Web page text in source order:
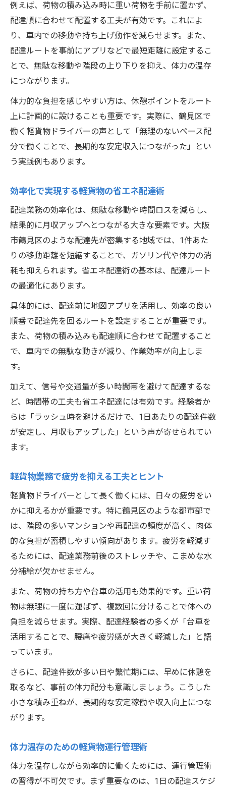
例えば、荷物の積み込み時に重い荷物を手前に置かず、
配達順に合わせて配置する工夫が有効です。これによ
り、車内での移動や持ち上げ動作を減らせます。また、
配達ルートを事前にアプリなどで最短距離に設定するこ
とで、無駄な移動や階段の上り下りを抑え、体力の温存
につながります。
体力的な負担を感じやすい方は、休憩ポイントをルート
上に計画的に設けることも重要です。実際に、鶴見区で
働く軽貨物ドライバーの声として「無理のないペース配
分で働くことで、長期的な安定収入につながった」とい
う実践例もあります。
効率化で実現する軽貨物の省エネ配達術
配達業務の効率化は、無駄な移動や時間ロスを減らし、
結果的に月収アップへとつながる大きな要素です。大阪
市鶴見区のような配達先が密集する地域では、1件あた
りの移動距離を短縮することで、ガソリン代や体力の消
耗も抑えられます。省エネ配達術の基本は、配達ルート
の最適化にあります。
具体的には、配達前に地図アプリを活用し、効率の良い
順番で配達先を回るルートを設定することが重要です。
また、荷物の積み込みも配達順に合わせて配置すること
で、車内での無駄な動きが減り、作業効率が向上しま
す。
加えて、信号や交通量が多い時間帯を避けて配達するな
ど、時間帯の工夫も省エネ配達には有効です。経験者か
らは「ラッシュ時を避けるだけで、1日あたりの配達件数
が安定し、月収もアップした」という声が寄せられてい
ます。
軽貨物業務で疲労を抑える工夫とヒント
軽貨物ドライバーとして長く働くには、日々の疲労をい
かに抑えるかが重要です。特に鶴見区のような都市部で
は、階段の多いマンションや再配達の頻度が高く、肉体
的な負担が蓄積しやすい傾向があります。疲労を軽減す
るためには、配達業務前後のストレッチや、こまめな水
分補給が欠かせません。
また、荷物の持ち方や台車の活用も効果的です。重い荷
物は無理に一度に運ばず、複数回に分けることで体への
負担を減らせます。実際、配達経験者の多くが「台車を
活用することで、腰痛や疲労感が大きく軽減した」と語
っています。
さらに、配達件数が多い日や繁忙期には、早めに休憩を
取るなど、事前の体力配分も意識しましょう。こうした
小さな積み重ねが、長期的な安定稼働や収入向上につな
がります。
体力温存のための軽貨物運行管理術
体力を温存しながら効率的に働くためには、運行管理術
の習得が不可欠です。まず重要なのは、1日の配達スケジ